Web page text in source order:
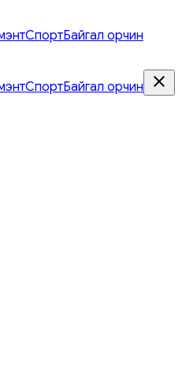
СпортБайгал орчин
СпортБайгал орчин